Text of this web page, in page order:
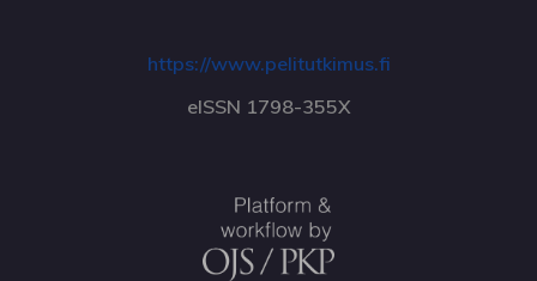
https://www.pelitutkimus.fi
eISSN 1798-355X